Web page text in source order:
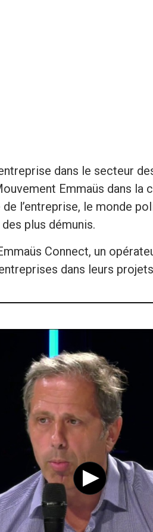
dans le secteur
Emmaüs dans
l’entreprise, le monde
plus démunis.
Connect, un
dans leurs